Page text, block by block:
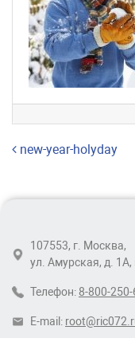
Навигация
new-year-holyday
107553, г. Москва,
ул. Амурская, д. 1А,
Телефон: 8-800-
E-mail: